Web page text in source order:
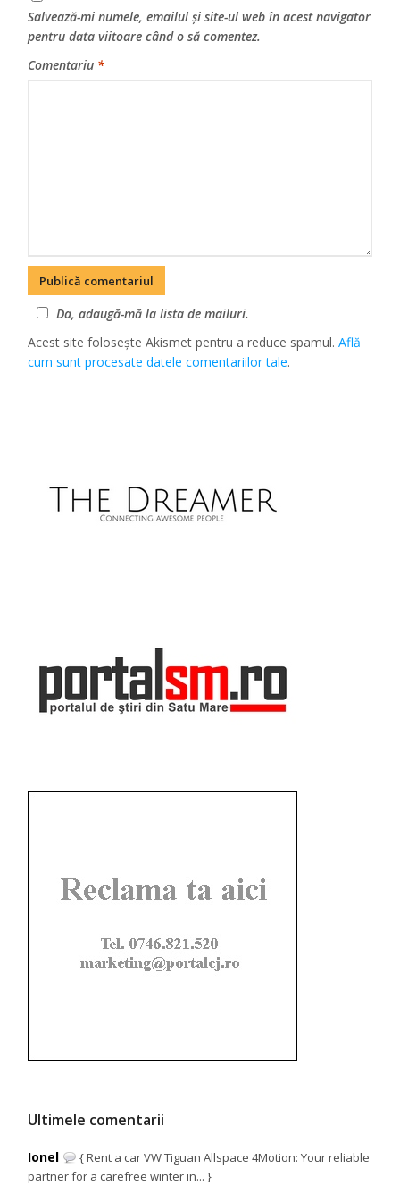
Salvează-mi numele, emailul și site-ul web în acest navigator
pentru data viitoare când o să comentez.
Comentariu *
Da, adaugă-mă la lista de mailuri.
Acest site folosește Akismet pentru a reduce spamul.Află
cum sunt procesate datele comentariilor tale.
Ultimele comentarii
Ionel
{ Rent a car VW Tiguan Allspace 4Motion: Your reliable
partner for a carefree winter in... }